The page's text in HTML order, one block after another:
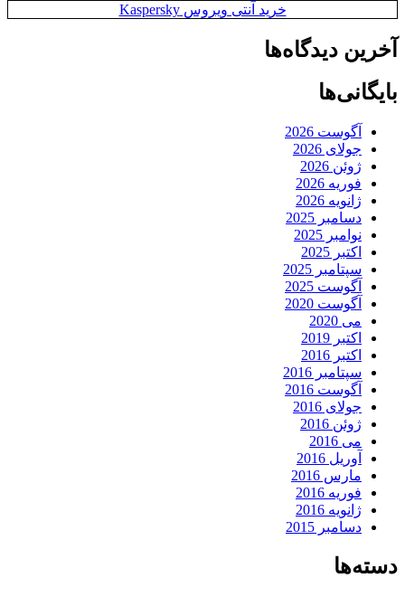
خرید آنتی ویروس Kaspersky
آخرین دیدگاه‌ها
بایگانی‌ها
آگوست 2026
جولای 2026
ژوئن 2026
فوریه 2026
ژانویه 2026
دسامبر 2025
نوامبر 2025
اکتبر 2025
سپتامبر 2025
آگوست 2025
آگوست 2020
می 2020
اکتبر 2019
اکتبر 2016
سپتامبر 2016
آگوست 2016
جولای 2016
ژوئن 2016
می 2016
آوریل 2016
مارس 2016
فوریه 2016
ژانویه 2016
دسامبر 2015
دسته‌ها